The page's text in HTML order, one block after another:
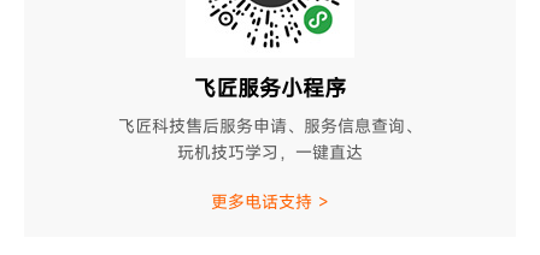
飞匠服务小程序
飞匠科技售后服务申请、服务信息查询、
玩机技巧学习，一键直达
更多电话支持 >